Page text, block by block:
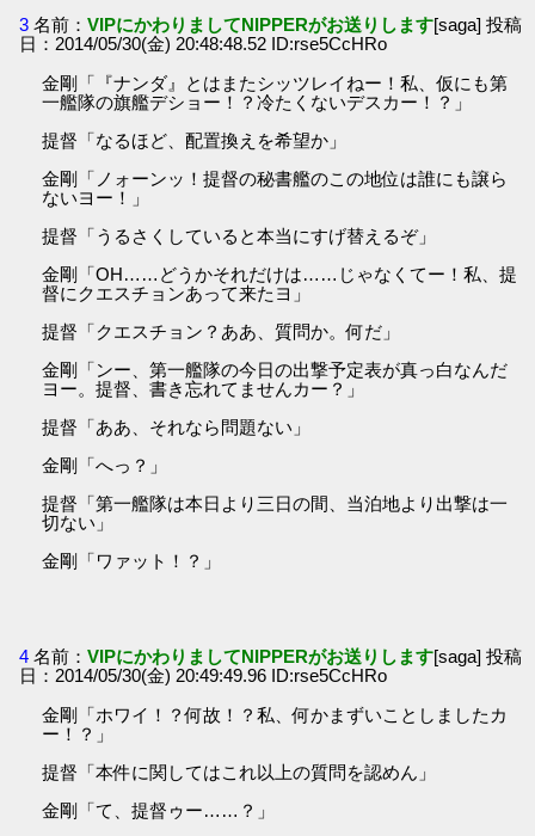
3 名前：VIPにかわりましてNIPPERがお送りします[saga] 投稿
日：2014/05/30(金) 20:48:48.52 ID:rse5CcHRo
金剛「『ナンダ』とはまたシッツレイねー！私、仮にも第
一艦隊の旗艦デショー！？冷たくないデスカー！？」
提督「なるほど、配置換えを希望か」
金剛「ノォーンッ！提督の秘書艦のこの地位は誰にも譲ら
ないヨー！」
提督「うるさくしていると本当にすげ替えるぞ」
金剛「OH……どうかそれだけは……じゃなくてー！私、提
督にクエスチョンあって来たヨ」
提督「クエスチョン？ああ、質問か。何だ」
金剛「ンー、第一艦隊の今日の出撃予定表が真っ白なんだ
ヨー。提督、書き忘れてませんカー？」
提督「ああ、それなら問題ない」
金剛「へっ？」
提督「第一艦隊は本日より三日の間、当泊地より出撃は一
切ない」
金剛「ワァット！？」
4 名前：VIPにかわりましてNIPPERがお送りします[saga] 投稿
日：2014/05/30(金) 20:49:49.96 ID:rse5CcHRo
金剛「ホワイ！？何故！？私、何かまずいことしましたカ
ー！？」
提督「本件に関してはこれ以上の質問を認めん」
金剛「て、提督ゥー……？」